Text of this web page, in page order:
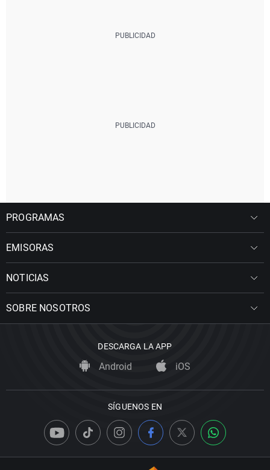
PROGRAMAS
EMISORAS
NOTICIAS
SOBRE NOSOTROS
DESCARGA LA APP
Android iOS
SÍGUENOS EN